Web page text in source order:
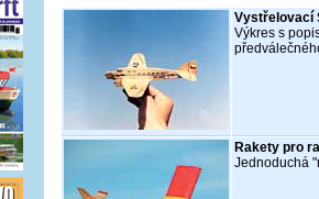
Vystřelovací
Výkres s
Rakety pro
Jednoduchá